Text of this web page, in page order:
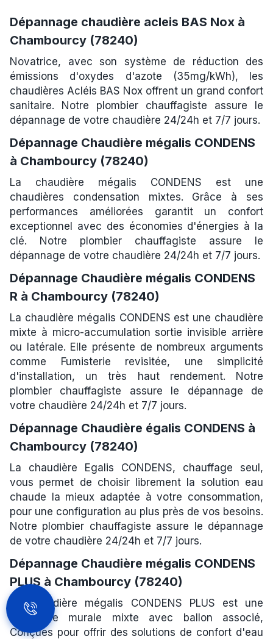
Dépannage chaudière acleis BAS Nox à
Chambourcy (78240)
Novatrice, avec son système de réduction des
émissions d'oxydes d'azote (35mg/kWh), les
chaudières Acléis BAS Nox offrent un grand confort
sanitaire. Notre plombier chauffagiste assure le
dépannage de votre chaudière 24/24h et 7/7 jours.
Dépannage Chaudière mégalis CONDENS
à Chambourcy (78240)
La chaudière mégalis CONDENS est une
chaudières condensation mixtes. Grâce à ses
performances améliorées garantit un confort
exceptionnel avec des économies d'énergies à la
clé. Notre plombier chauffagiste assure le
dépannage de votre chaudière 24/24h et 7/7 jours.
Dépannage Chaudière mégalis CONDENS
R à Chambourcy (78240)
La chaudière mégalis CONDENS est une chaudière
mixte à micro-accumulation sortie invisible arrière
ou latérale. Elle présente de nombreux arguments
comme Fumisterie revisitée, une simplicité
d'installation, un très haut rendement. Notre
plombier chauffagiste assure le dépannage de
votre chaudière 24/24h et 7/7 jours.
Dépannage Chaudière égalis CONDENS à
Chambourcy (78240)
La chaudière Egalis CONDENS, chauffage seul,
vous permet de choisir librement la solution eau
chaude la mieux adaptée à votre consommation,
pour une configuration au plus près de vos besoins.
Notre plombier chauffagiste assure le dépannage
de votre chaudière 24/24h et 7/7 jours.
Dépannage Chaudière mégalis CONDENS
PLUS à Chambourcy (78240)
La chaudière mégalis CONDENS PLUS est une
chaudière murale mixte avec ballon associé,
Conçues pour offrir des solutions de confort d'eau